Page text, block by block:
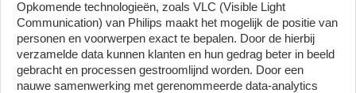
Opkomende technologieën, zoals VLC (Visible Light
Communication) van Philips maakt het mogelijk de positie van
personen en voorwerpen exact te bepalen. Door de hierbij
verzamelde data kunnen klanten en hun gedrag beter in beeld
gebracht en processen gestroomlijnd worden. Door een
nauwe samenwerking met gerenommeerde data-analytics